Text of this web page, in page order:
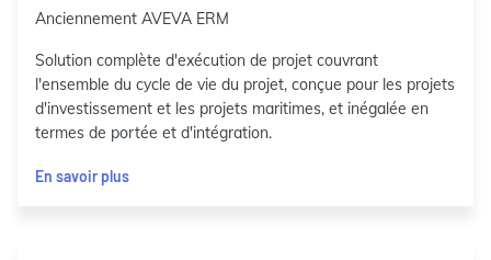
Anciennement AVEVA ERM
Solution complète d'exécution de projet couvrant
l'ensemble du cycle de vie du projet, conçue pour les projets
d'investissement et les projets maritimes, et inégalée en
termes de portée et d'intégration.
En savoir plus